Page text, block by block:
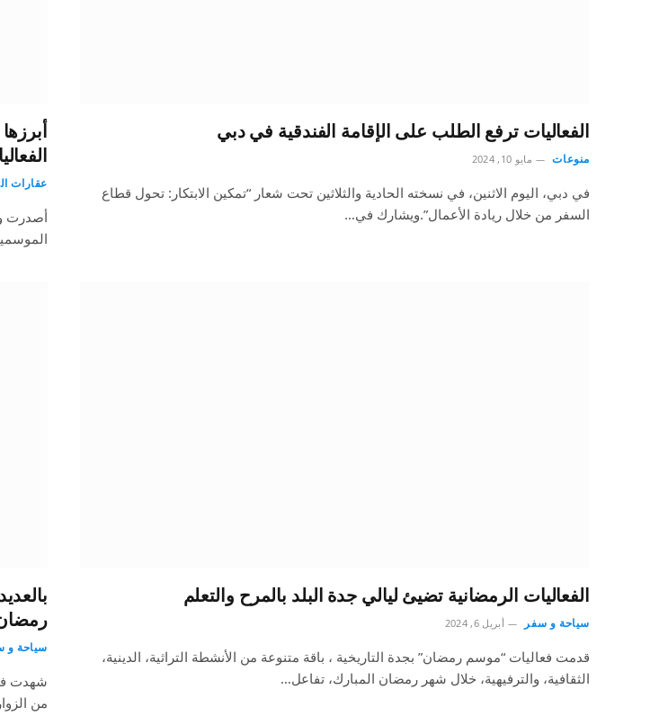
الفعاليات ترفع الطلب على الإقامة الفندقية في دبي
منوعات مايو 10, 2024
في دبي، اليوم الاثنين، في نسخته الحادية والثلاثين تحت شعار “تمكين الابتكار: تحول قطاع
السفر من خلال ريادة الأعمال”.ويشارك في…
عقارات
أصدرت
الفعاليات الرمضانية تضيئ ليالي جدة البلد بالمرح والتعلم
سياحة و سفر أبريل 6, 2024
قدمت فعاليات “موسم رمضان” بجدة التاريخية ، باقة متنوعة من الأنشطة التراثية، الدينية،
الثقافية، والترفيهية، خلال شهر رمضان المبارك، تفاعل…
سياحة و
شهدت
من